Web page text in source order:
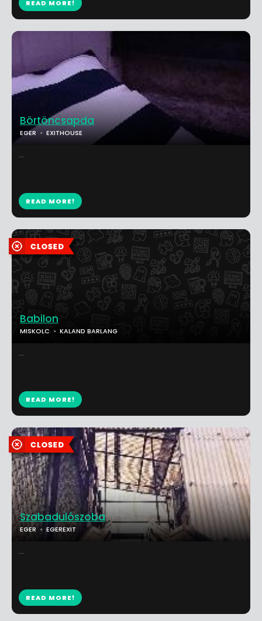
READ MORE!
Babilon
MISKOLC KALAND BARLANG
...
READ MORE!
Börtöncsapda
EGER EXITHOUSE
...
READ MORE!
Szabadulószoba
EGER EGEREXIT
...
READ MORE!